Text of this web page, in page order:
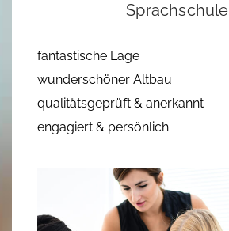
Sprachschule
fantastische Lage
wunderschöner Altbau
qualitätsgeprüft & anerkannt
engagiert & persönlich